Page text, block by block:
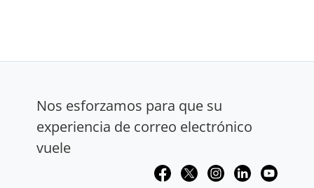
Nos esforzamos para que su
experiencia de correo electrónico
vuele